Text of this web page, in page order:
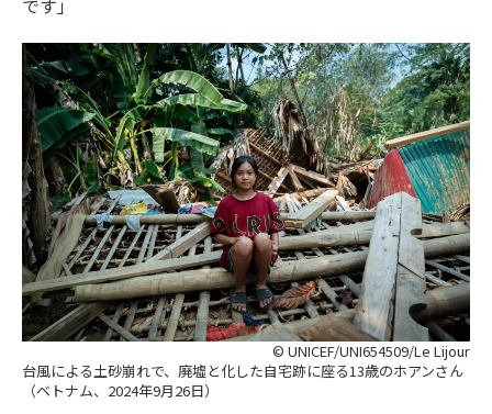
です」
© UNICEF/UNI654509/Le Lijour
台風による土砂崩れで、廃墟と化した自宅跡に座る13歳のホアンさん
（ベトナム、2024年9月26日）